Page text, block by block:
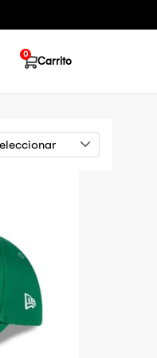
Carrito
0